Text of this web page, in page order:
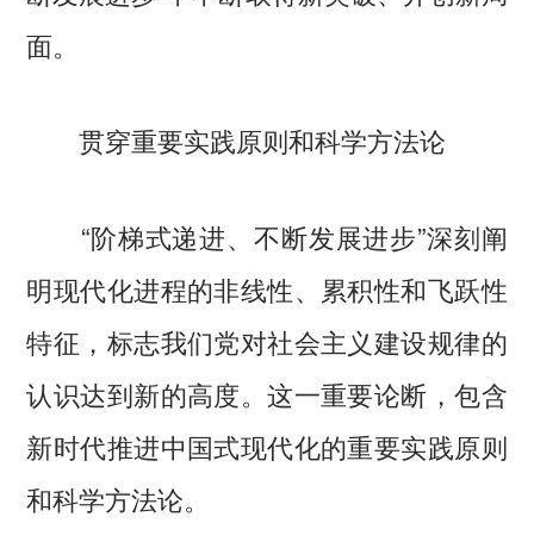
面。
贯穿重要实践原则和科学方法论
“阶梯式递进、不断发展进步”深刻阐
明现代化进程的非线性、累积性和飞跃性
特征，标志我们党对社会主义建设规律的
认识达到新的高度。这一重要论断，包含
新时代推进中国式现代化的重要实践原则
和科学方法论。